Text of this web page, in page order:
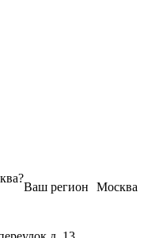
Москва
Ваш регион
?